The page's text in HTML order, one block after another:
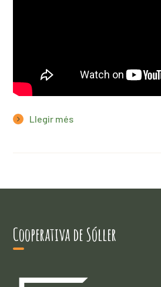
Llegir més
Cooperativa de Sóller